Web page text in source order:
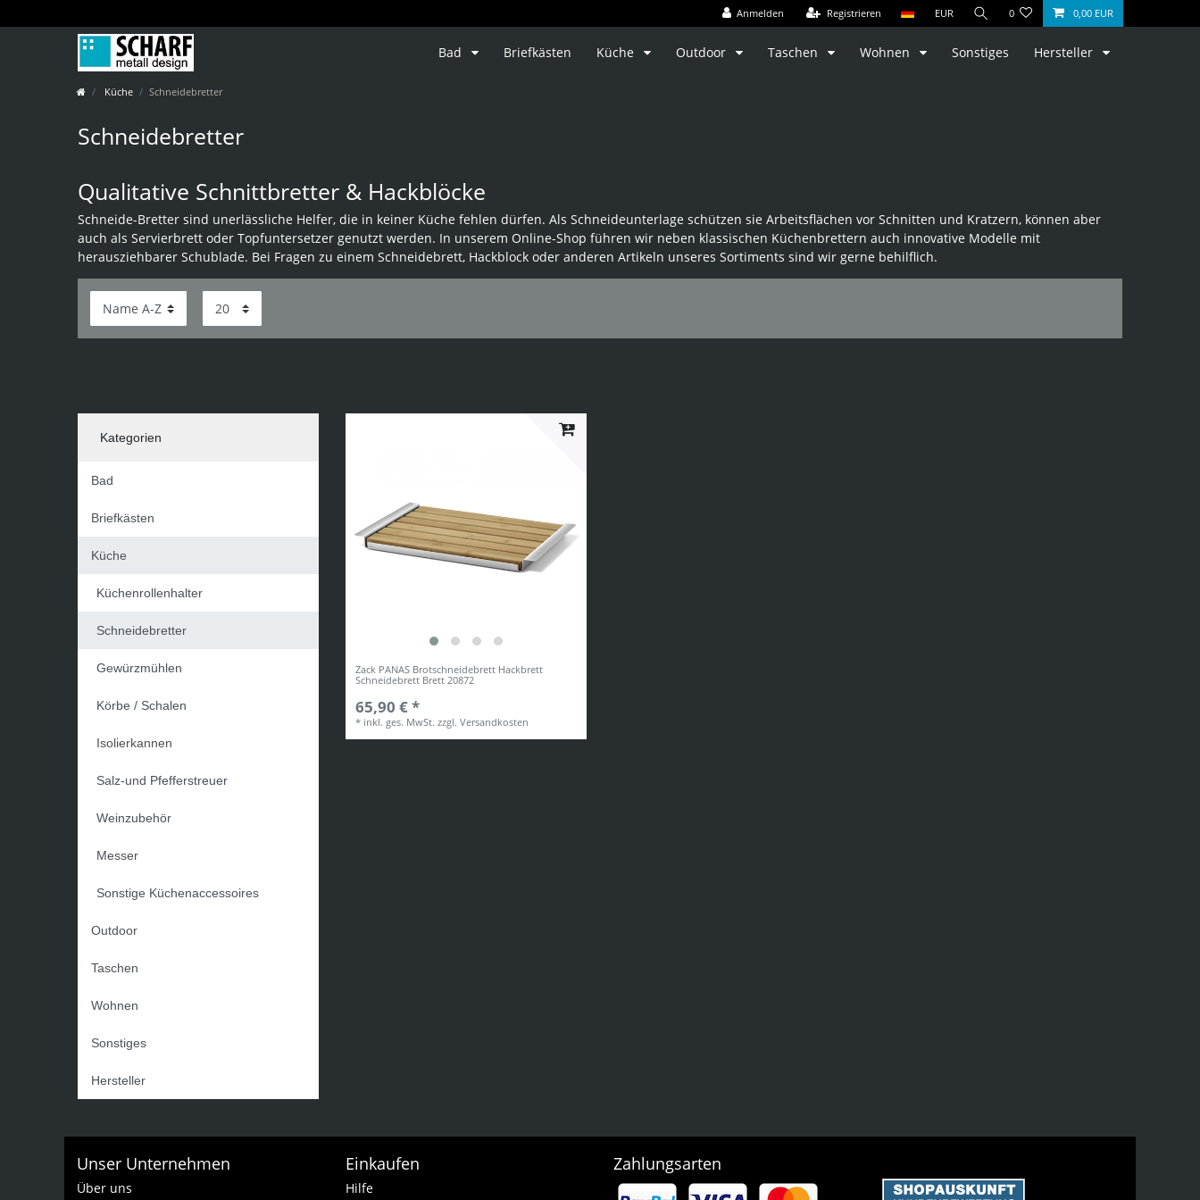
Anmelden Registrieren EUR 0 0,00 EUR
Bad Briefkästen Küche Outdoor Taschen Wohnen Sonstiges Hersteller
Küche Schneidebretter
Schneidebretter
Qualitative Schnittbretter & Hackblöcke
Schneide-Bretter sind unerlässliche Helfer, die in keiner Küche fehlen dürfen. Als Schneideunterlage schützen sie Arbeitsflächen vor Schnitten und Kratzern, können aber
auch als Servierbrett oder Topfuntersetzer genutzt werden. In unserem Online-Shop führen wir neben klassischen Küchenbrettern auch innovative Modelle mit
herausziehbarer Schublade. Bei Fragen zu einem Schneidebrett, Hackblock oder anderen Artikeln unseres Sortiments sind wir gerne behilflich.
Kategorien
Bad
Briefkästen
Küche
Küchenrollenhalter
Schneidebretter
Gewürzmühlen
Körbe / Schalen
Isolierkannen
Salz-und Pfefferstreuer
Weinzubehör
Messer
Sonstige Küchenaccessoires
Outdoor
Taschen
Wohnen
Sonstiges
Hersteller
Zack PANAS Brotschneidebrett Hackbrett
Schneidebrett Brett 20872
65,90 € *
* inkl. ges. MwSt. zzgl.Versandkosten
Unser Unternehmen
Über uns
Einkaufen
Hilfe
Zahlungsarten